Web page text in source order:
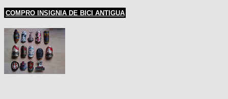
COMPRO INSIGNIA DE BICI ANTIGUA